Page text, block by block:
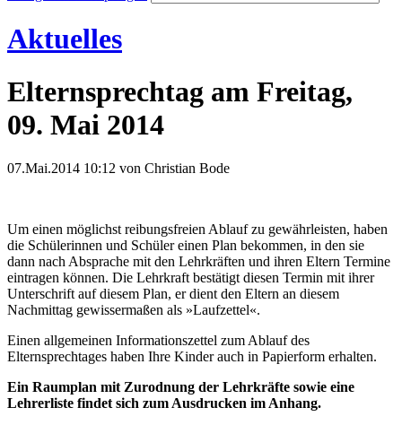
Aktuelles
Elternsprechtag am Freitag,
09. Mai 2014
07.Mai.2014 10:12 von Christian Bode
Um einen möglichst reibungsfreien Ablauf zu gewährleisten, haben
die Schülerinnen und Schüler einen Plan bekommen, in den sie
dann nach Absprache mit den Lehrkräften und ihren Eltern Termine
eintragen können. Die Lehrkraft bestätigt diesen Termin mit ihrer
Unterschrift auf diesem Plan, er dient den Eltern an diesem
Nachmittag gewissermaßen als »Laufzettel«.
Einen allgemeinen Informationszettel zum Ablauf des
Elternsprechtages haben Ihre Kinder auch in Papierform erhalten.
Ein Raumplan mit Zurodnung der Lehrkräfte sowie eine
Lehrerliste findet sich zum Ausdrucken im Anhang.